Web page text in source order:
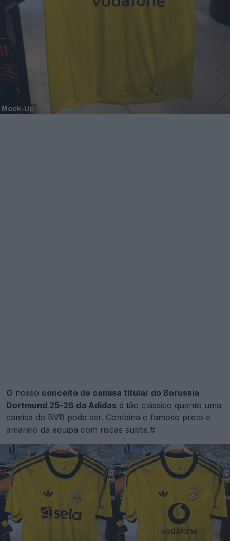
O nosso conceito de camisa titular do Borussia
Dortmund 25-26 da Adidas é tão clássico quanto uma
camisa do BVB pode ser. Combina o famoso preto e
amarelo da equipa com riscas subtis.#